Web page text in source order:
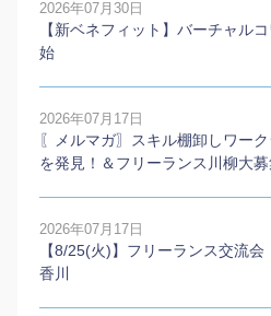
2026年07月30日
【新ベネフィット】バーチャル
始
2026年07月17日
〖メルマガ〗スキル棚卸しワー
を発見！＆フリーランス川柳大
2026年07月17日
【8/25(火)】フリーランス交流
香川